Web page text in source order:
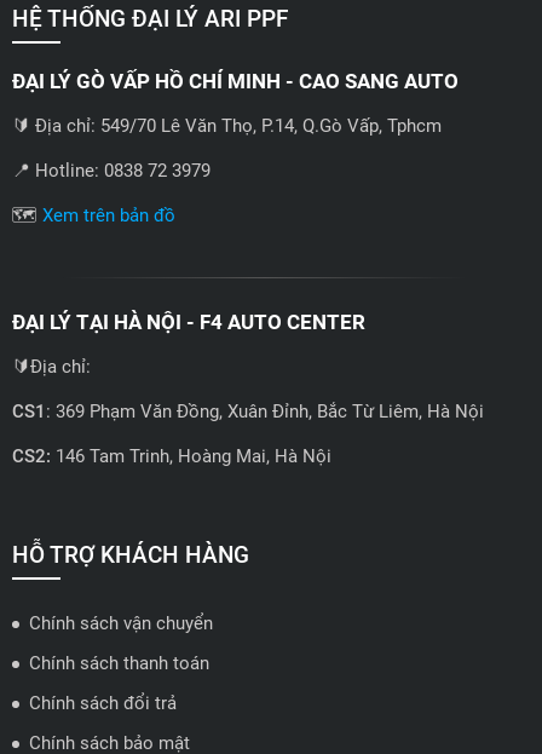
HỆ THỐNG ĐẠI LÝ ARI PPF
ĐẠI LÝ GÒ VẤP HỒ CHÍ MINH - CAO SANG AUTO
🔰 Địa chỉ: 549/70 Lê Văn Thọ, P.14, Q.Gò Vấp, Tphcm
📍 Hotline: 0838 72 3979
🗺️ Xem trên bản đồ
ĐẠI LÝ TẠI HÀ NỘI - F4 AUTO CENTER
🔰Địa chỉ:
CS1 : 369 Phạm Văn Đồng, Xuân Đỉnh, Bắc Từ Liêm, Hà Nội
CS2: 146 Tam Trinh, Hoàng Mai, Hà Nội
🗺️Xem trên bản đồ
ĐẠI LÝ QUẬN 2 HCM - HẢI TRIỀU AUTO
🔰 Địa chỉ: 78-80 Vũ Tông Phan, P.An Phú, TP Thủ Đức, TP HCM
📍 Hotline: 0938584113
HỖ TRỢ KHÁCH HÀNG
Chính sách vận chuyển
Chính sách thanh toán
Chính sách đổi trả
Chính sách bảo mật